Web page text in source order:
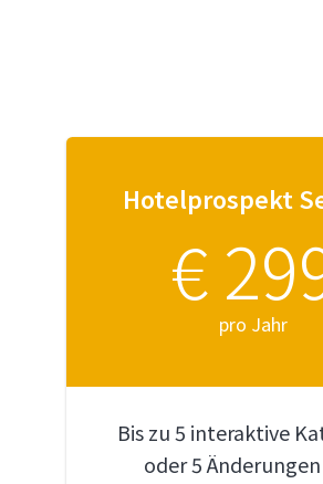
Hotelprospekt
€
pro Jahr
Bis zu 5 interaktive
oder 5